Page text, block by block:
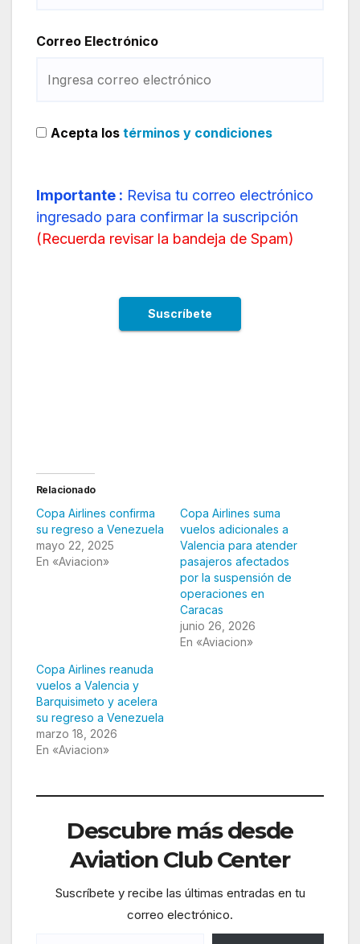
Correo Electrónico
Acepta los términos y condiciones
Importante : Revisa tu correo electrónico
ingresado para confirmar la suscripción
(Recuerda revisar la bandeja de Spam)
Relacionado
Copa Airlines confirma
su regreso a Venezuela
mayo 22, 2025
En «Aviacion»
Copa Airlines suma
vuelos adicionales a
Valencia para atender
pasajeros afectados
por la suspensión de
operaciones en
Caracas
junio 26, 2026
En «Aviacion»
Copa Airlines reanuda
vuelos a Valencia y
Barquisimeto y acelera
su regreso a Venezuela
marzo 18, 2026
En «Aviacion»
Descubre más desde
Aviation Club Center
Suscríbete y recibe las últimas entradas en tu
correo electrónico.